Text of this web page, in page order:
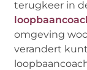
terugkeer in
omgeving
verandert